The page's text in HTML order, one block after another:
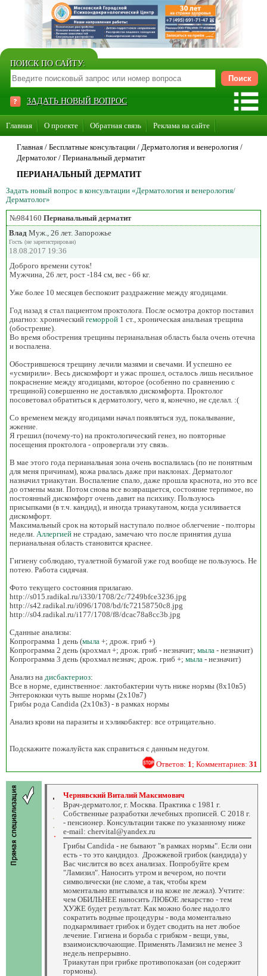
ПОИСК ПО САЙТУ:
ЗАДАТЬ НОВЫЙ ВОПРОС
Главная О проекте Обратная связь Реклама на сайте
Стать консультантом нашего сайта
Суперакция «Каждому врачу свой сайт»
Главная / Бесплатные консультации / Дерматология и венерология /
Дерматолог / Перианальный дерматит
ПЕРИАНАЛЬНЫЙ ДЕРМАТИТ
Задать новый вопрос в консультации «Дерматология и венерология/
Дерматолог»
№984160 Перианальный дерматит
Влад Муж., 26 лет. Запорожье
Гость (не зарегистрирован)
18.08.2017 19:36
Доброго времени суток!
Мужчина, 26 лет, рост -184 см, вес - 66 кг.
Уже более 10 месяцев беспокоит раздражение между ягодицами.
Год назад я стал пациентом проктолога. После осмотра доктор поставил
диагноз: хронический геморрой 1 ст., хроническая анальная трещина
(обострение).
Во время обострения трещины перианальная область была очень отечна
и воспалена.
Обострившеюся трещину лечили мазями и свечами. И успешно ее
«усмирили». Весь дискомфорт и ужас прошел, осталось лишь несильное
покраснение между ягодицами, которое (особенно по сравнению с
трещиной) совершенно не доставляло дискомфорта. Проктолог
посоветовал обратиться к дерматологу, чего я, конечно, не сделал. :(
Со временем между ягодицами начал появляться зуд, покалывание,
жжение.
Я грешил (почему-то) на проктологический генез, но повторные
посещения проктолога - опровергали эту связь.
В мае этого года перианальная зона очень воспалилась (по не понятным
для меня причинам), кожа рвалась даже при наклонах. Дерматолог
назначил триакутан. Воспаление спало, даже прошла краснота, но это все
до отмены мази. Потом снова все возвращается, состояние терпимое, но
постоянный дискомфорт очень давит на психику. Пользуюсь
присыпками (в т.ч. кандид), и иногда триакутаном, когда усиливается
дискомфорт.
Максимальный срок на который наступало полное облегчение - полторы
недели. Аллергией не страдаю, замечаю что после принятия душа
перианальная область становится краснее.
Гигиену соблюдаю, туалетной бумагой уже год вообще не пользуюсь. Не
потею. Работа сидячая.
Фото текущего состояния прилагаю.
http://s015.radikal.ru/i330/1708/2c/7249bfce3236.jpg
http://s42.radikal.ru/i096/1708/bd/fc72158750c8.jpg
http://s04.radikal.ru/i177/1708/f8/dcac78a8cc3b.jpg
Сданные анализы:
Копрограмма 1 день (мыла +; дрож. гриб +)
Копрограмма 2 день (крохмал +; дрож. гриб - незначит; мыла - незначит)
Копрограмма 3 день (крохмал незнач; дрож. гриб +; мыла - незначит)
Анализ на дисбактериоз:
Все в норме, единственное: лактобактерии чуть ниже нормы (8х10в5)
Энтерококки чуть выше нормы (2х10в7)
Грибы рода Candida (2х10в3) - в рамках нормы
Анализ крови на паразиты и хэликобактер: все отрицательно.
Подскажите пожалуйста как справиться с данным недугом.
Ответов: 1 ; Комментариев: 31
Чернявский Виталий Максимович
Врач-дерматолог, г. Москва. Практика с 1981 г.
Собственные разработки лечебных прописей. С 2018 г.
- пенсионер. Консультации также по указанному ниже
e-mail: chervital@yandex.ru
Грибы Candida - не бывают "в рамках нормы". Если они
есть - то это кандидоз. Дрожжевой грибок (кандида) у
Вас числится во всех анализах. Попробуйте крем
"Ламизил". Наносить утром и вечером, но почти
символически (не сломе, а так, чтобы крем
моментально впитывался и на коже не лежал). Учтите:
чем ОБИЛЬНЕЕ наносить ЛЮБОЕ лекарство - тем
ХУЖЕ будет результат. Как можно более надолго
сократить водные процедуры - вода моментально
подкармливает грибок и будет сводить на нет любое
лечение. Гигиена и борьба с грибком - вещи, увы,
взаимоисключающие. Применять Ламизил не менее 3
недель непрерывно.
Триакутан при грибке противопоказан (он содержит
гормоны).